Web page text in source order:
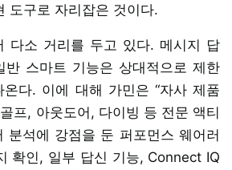
도구로 자리잡은 것이다.
다소 거리를 두고 있다. 메시지 답
스마트 기능은 상대적으로 제한
다. 이에 대해 가민은 “자사 제품
프, 아웃도어, 다이빙 등 전문 액티
분석에 강점을 둔 퍼포먼스 웨어러
확인, 일부 답신 기능, Connect IQ